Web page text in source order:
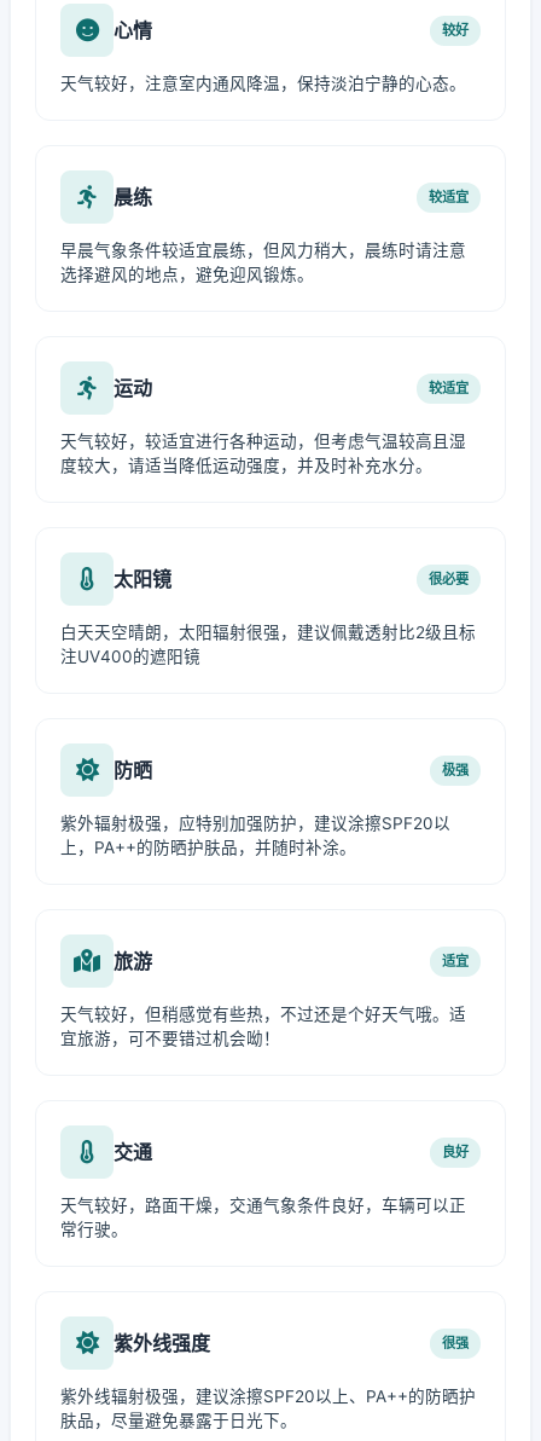
心情 较好
天气较好，注意室内通风降温，保持淡泊宁静的心态。
晨练 较适宜
早晨气象条件较适宜晨练，但风力稍大，晨练时请注意
选择避风的地点，避免迎风锻炼。
运动 较适宜
天气较好，较适宜进行各种运动，但考虑气温较高且湿
度较大，请适当降低运动强度，并及时补充水分。
太阳镜 很必要
白天天空晴朗，太阳辐射很强，建议佩戴透射比2级且标
注UV400的遮阳镜
防晒 极强
紫外辐射极强，应特别加强防护，建议涂擦SPF20以
上，PA++的防晒护肤品，并随时补涂。
旅游 适宜
天气较好，但稍感觉有些热，不过还是个好天气哦。适
宜旅游，可不要错过机会呦！
交通 良好
天气较好，路面干燥，交通气象条件良好，车辆可以正
常行驶。
紫外线强度 很强
紫外线辐射极强，建议涂擦SPF20以上、PA++的防晒护
肤品，尽量避免暴露于日光下。